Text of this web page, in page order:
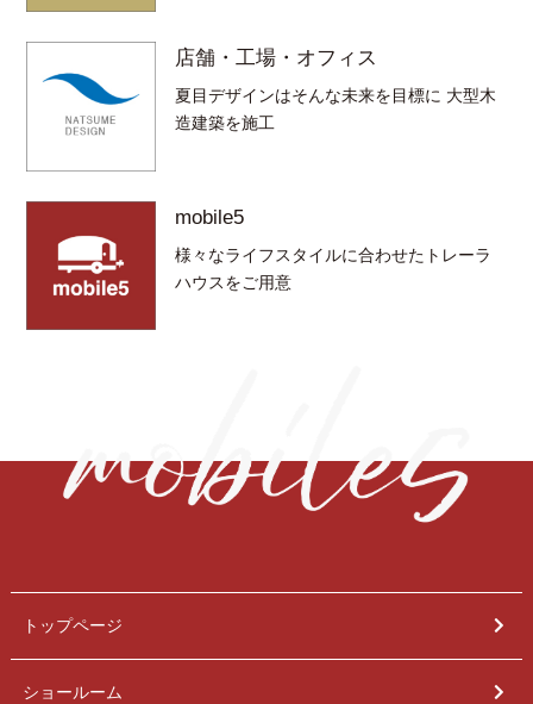
店舗・工場・オフィス
夏目デザインはそんな未来を目標に 大型木
造建築を施工
mobile5
様々なライフスタイルに合わせたトレーラ
ハウスをご用意
トップページ
ショールーム